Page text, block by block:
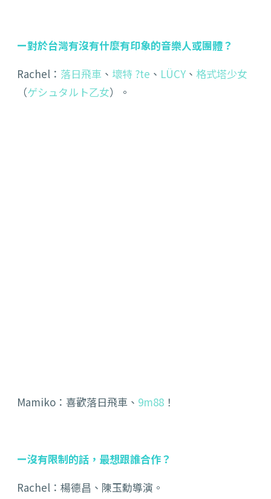
ー對於台灣有沒有什麼有印象的音樂人或團體？
Rachel： 落日飛車 、 壞特 ?te 、 LÜCY 、 格式塔少女
（ゲシュタルト乙女）。
Mamiko：喜歡落日飛車、 9m88 ！
ー沒有限制的話，最想跟誰合作？
Rachel：楊德昌、陳玉勳導演。